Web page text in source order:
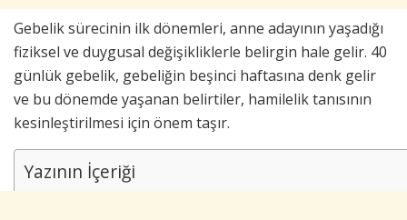
Gebelik sürecinin ilk dönemleri, anne adayının yaşadığı
fiziksel ve duygusal değişikliklerle belirgin hale gelir. 40
günlük gebelik, gebeliğin beşinci haftasına denk gelir
ve bu dönemde yaşanan belirtiler, hamilelik tanısının
kesinleştirilmesi için önem taşır.
Yazının İçeriği